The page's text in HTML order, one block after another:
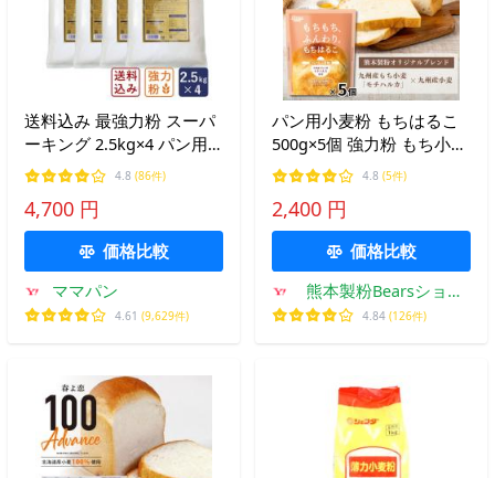
送料込み 最強力粉 スーパ
ーキング 2.5kg×4 パン用
小麦粉 送料無料 4袋セッ
ト 【沖縄は別途追加送料
必要】 日清製粉 強力粉 食
パン ママパン
4.8 (86件)
4,700 円
価格比較
ママパン
4.61 (9,629件)
パン用小麦粉 もちはるこ
500g×5個 強力粉 もち小麦
パン用 九州産 モチハルカ
ホームベーカリー 熊本製
粉 爆買
4.8 (5件)
2,400 円
価格比較
熊本製粉Bearsショッ
プ
4.84 (126件)